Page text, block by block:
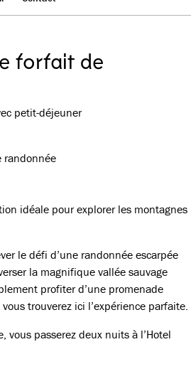
forfait de
petit-déjeuner
randonnée
idéale pour explorer les montagnes
le défi d’une randonnée escarpée
la magnifique vallée sauvage
profiter d’une promenade
trouverez ici l’expérience parfaite.
vous passerez deux nuits à l’Hotel